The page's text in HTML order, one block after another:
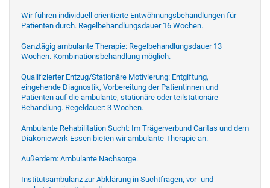
Wir führen individuell orientierte Entwöhnungsbehandlungen für
Patienten durch. Regelbehandlungsdauer 16 Wochen.
Ganztägig ambulante Therapie: Regelbehandlungsdauer 13
Wochen. Kombinationsbehandlung möglich.
Qualifizierter Entzug/Stationäre Motivierung: Entgiftung,
eingehende Diagnostik, Vorbereitung der Patientinnen und
Patienten auf die ambulante, stationäre oder teilstationäre
Behandlung. Regeldauer: 3 Wochen.
Ambulante Rehabilitation Sucht: Im Trägerverbund Caritas und dem
Diakoniewerk Essen bieten wir ambulante Therapie an.
Außerdem: Ambulante Nachsorge.
Institutsambulanz zur Abklärung in Suchtfragen, vor- und